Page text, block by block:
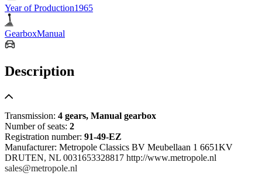
Year of Production1965
GearboxManual
Description
Transmission: 4 gears, Manual gearbox
Number of seats: 2
Registration number: 91-49-EZ
Manufacturer: Metropole Classics BV Meubellaan 1 6651KV
DRUTEN, NL 0031653328817 http://www.metropole.nl
sales@metropole.nl